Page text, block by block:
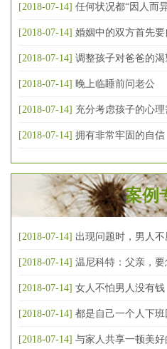
[2018-07-14] 任何状况都“因人而
[2018-07-14] 婚姻中的双方首先
[2018-07-14] 调整孩子对爸爸的
[2018-07-14] 晚上临睡前问老公
[2018-07-14] 充分考虑孩子的心理
[2018-07-14] 拥有非常牢固的自信
案例
[2018-07-14] 出现问题时，男人
[2018-07-14] 温尼科特：父亲，要
[2018-07-14] 女人不怕男人没有钱
[2018-07-14] 都是自己一个人下班
[2018-07-14] 与家人共享一顿美好